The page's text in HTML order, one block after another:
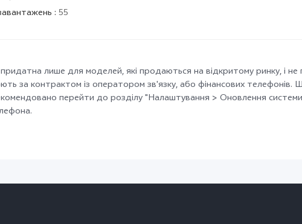
: 55
лише для моделей, які продаються на відкритому ринку, і
за контрактом із оператором зв'язку, або фінансових
перейти до розділу "Налаштування > Оновлення